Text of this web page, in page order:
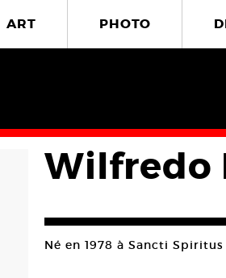
ART PHOTO
Wilfredo
Né en 1978 à Sancti Spiritus